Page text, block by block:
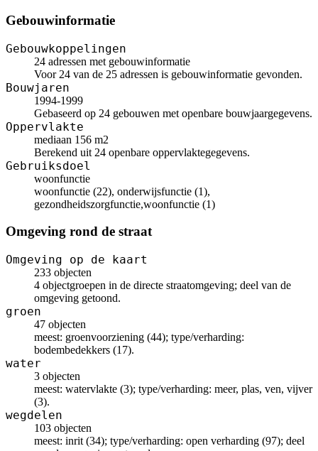
Gebouwinformatie
Gebouwkoppelingen
24 adressen met gebouwinformatie
Voor 24 van de 25 adressen is gebouwinformatie gevonden.
Bouwjaren
1994-1999
Gebaseerd op 24 gebouwen met openbare bouwjaargegevens.
Oppervlakte
mediaan 156 m2
Berekend uit 24 openbare oppervlaktegegevens.
Gebruiksdoel
woonfunctie
woonfunctie (22), onderwijsfunctie (1),
gezondheidszorgfunctie,woonfunctie (1)
Omgeving rond de straat
Omgeving op de kaart
233 objecten
4 objectgroepen in de directe straatomgeving; deel van de
omgeving getoond.
groen
47 objecten
meest: groenvoorziening (44); type/verharding:
bodembedekkers (17).
water
3 objecten
meest: watervlakte (3); type/verharding: meer, plas, ven, vijver
(3).
wegdelen
103 objecten
meest: inrit (34); type/verharding: open verharding (97); deel